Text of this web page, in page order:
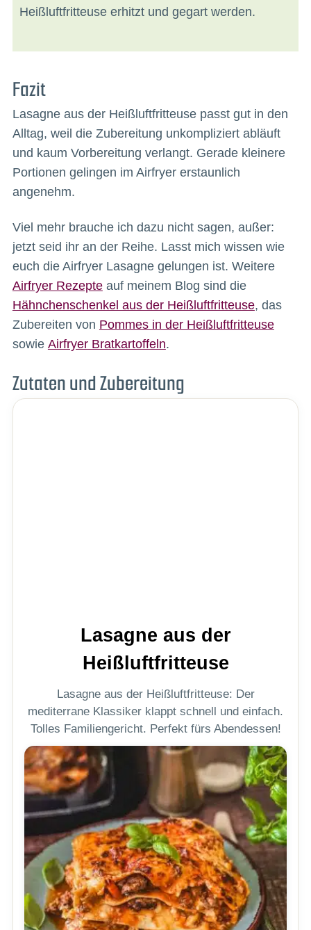
Heißluftfritteuse erhitzt und gegart werden.
Fazit
Lasagne aus der Heißluftfritteuse passt gut in den
Alltag, weil die Zubereitung unkompliziert abläuft
und kaum Vorbereitung verlangt. Gerade kleinere
Portionen gelingen im Airfryer erstaunlich
angenehm.
Viel mehr brauche ich dazu nicht sagen, außer:
jetzt seid ihr an der Reihe. Lasst mich wissen wie
euch die Airfryer Lasagne gelungen ist. Weitere
Airfryer Rezepteauf meinem Blog sind die
Hähnchenschenkel aus der Heißluftfritteuse, das
Zubereiten von Pommes in der Heißluftfritteuse
sowie Airfryer Bratkartoffeln.
Zutaten und Zubereitung
Lasagne aus der
Heißluftfritteuse
Lasagne aus der Heißluftfritteuse: Der
mediterrane Klassiker klappt schnell und einfach.
Tolles Familiengericht. Perfekt fürs Abendessen!